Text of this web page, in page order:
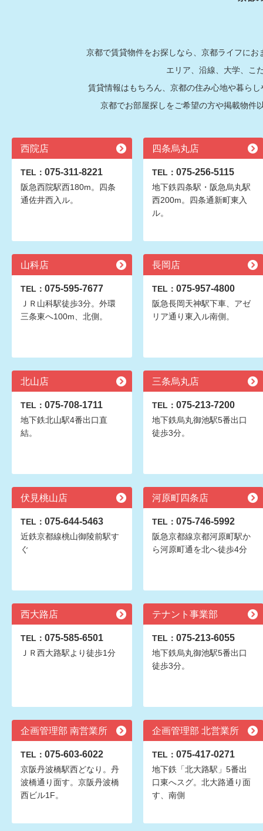
京都で賃貸物件をお探しなら、京都ライフに
エリア、沿線、大学、こ
賃貸情報はもちろん、京都の住み心地や暮ら
京都でお部屋探しをご希望の方や掲載物件
西院店
TEL： 075-311-8221
阪急西院駅西180m。四条
通佐井西入ル。
四条烏丸店
TEL： 075-256-5115
地下鉄四条駅・阪急烏丸駅
西200m。四条通新町東入
ル。
山科店
TEL： 075-595-7677
ＪＲ山科駅徒歩3分。外環
三条東へ100m、北側。
長岡店
TEL： 075-957-4800
阪急長岡天神駅下車、アゼ
リア通り東入ル南側。
北山店
TEL： 075-708-1711
地下鉄北山駅4番出口直
結。
三条烏丸店
TEL： 075-213-7200
地下鉄烏丸御池駅5番出口
徒歩3分。
伏見桃山店
TEL： 075-644-5463
近鉄京都線桃山御陵前駅す
ぐ
河原町四条店
TEL： 075-746-5992
阪急京都線京都河原町駅か
ら河原町通を北へ徒歩4分
西大路店
TEL： 075-585-6501
ＪＲ西大路駅より徒歩1分
テナント事業部
TEL： 075-213-6055
地下鉄烏丸御池駅5番出口
徒歩3分。
企画管理部 南営業所
TEL： 075-603-6022
京阪丹波橋駅西どなり。丹
波橋通り面す。京阪丹波橋
西ビル1F。
企画管理部 北営業所
TEL： 075-417-0271
地下鉄「北大路駅」5番出
口東へスグ。北大路通り面
す、南側